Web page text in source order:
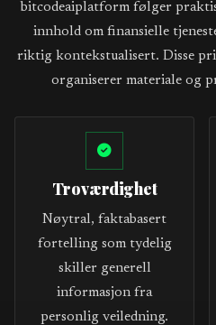
bitcodeaiplatform følger
innhold om finansielle
riktig kontekstualisert. Disse
organiserer materiale og
Troværdighet
Nøytral, faktabasert
fortelling som tydelig
skiller generell
informasjon fra
personlig veiledning.